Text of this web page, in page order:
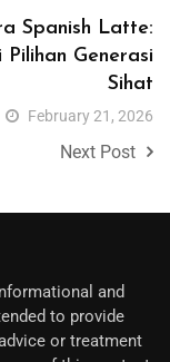
Spanish Latte:
Pilihan Generasi
Sihat
February 21, 2026
Next Post
and
to provide
or treatment